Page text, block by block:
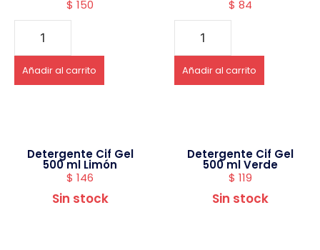
$ 150
Añadir al carrito
$ 84
Añadir al carrito
Detergente Cif Gel
500 ml Limón
$ 146
Sin stock
Detergente Cif Gel
500 ml Verde
$ 119
Sin stock